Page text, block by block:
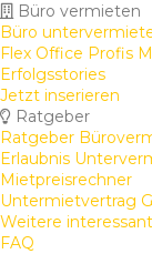
Büro vermieten
Büro
Flex Office Profis
Erfolgsstories
Jetzt inserieren
Ratgeber
Ratgeber
Erlaubnis
Mietpreisrechner
Untermietvertrag
Weitere
FAQ